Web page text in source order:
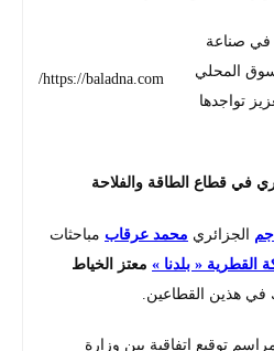
https://baladna.com/
في صناعة
المحلي
تواجدها
في قطاع الطاقة والفلاحة
الجزائري محمد عرقاب مباحثات
القطرية « بلدنا » معتز الخياط
هذين القطاعين.
توقيع اتفاقية بين وزارة